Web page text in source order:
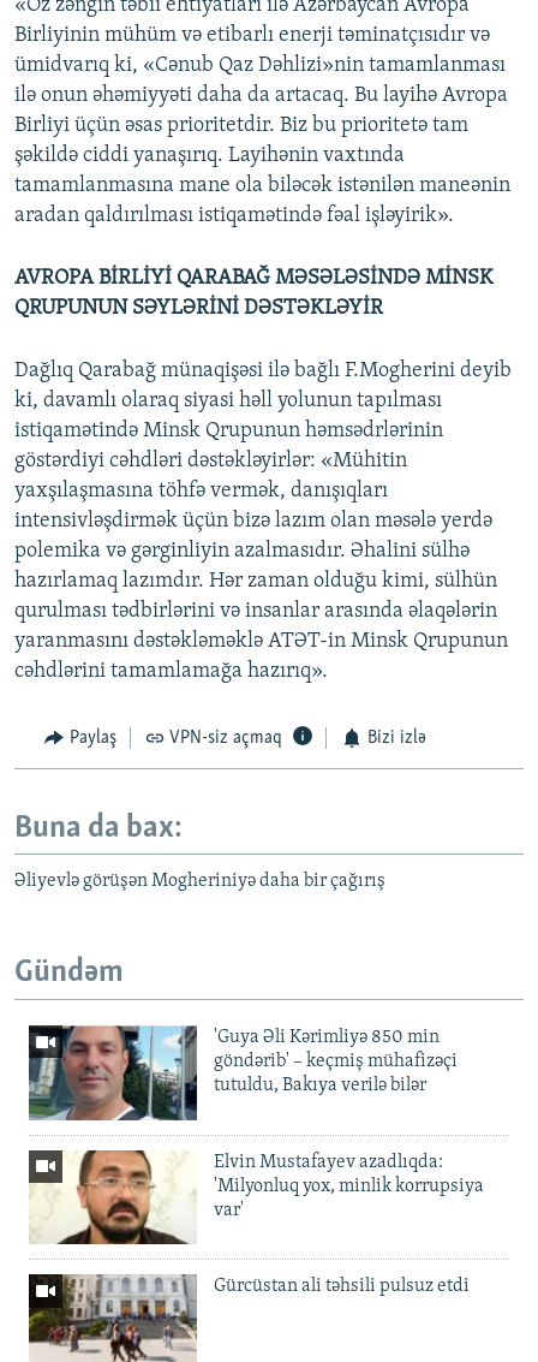
«Öz zəngin təbii ehtiyatları ilə Azərbaycan Avropa
Birliyinin mühüm və etibarlı enerji təminatçısıdır və
ümidvarıq ki, «Cənub Qaz Dəhlizi»nin tamamlanması
ilə onun əhəmiyyəti daha da artacaq. Bu layihə Avropa
Birliyi üçün əsas prioritetdir. Biz bu prioritetə tam
şəkildə ciddi yanaşırıq. Layihənin vaxtında
tamamlanmasına mane ola biləcək istənilən maneənin
aradan qaldırılması istiqamətində fəal işləyirik».
AVROPA BİRLİYİ QARABAĞ MƏSƏLƏSİNDƏ MİNSK
QRUPUNUN SƏYLƏRİNİ DƏSTƏKLƏYİR
Dağlıq Qarabağ münaqişəsi ilə bağlı F.Mogherini deyib
ki, davamlı olaraq siyasi həll yolunun tapılması
istiqamətində Minsk Qrupunun həmsədrlərinin
göstərdiyi cəhdləri dəstəkləyirlər: «Mühitin
yaxşılaşmasına töhfə vermək, danışıqları
intensivləşdirmək üçün bizə lazım olan məsələ yerdə
polemika və gərginliyin azalmasıdır. Əhalini sülhə
hazırlamaq lazımdır. Hər zaman olduğu kimi, sülhün
qurulması tədbirlərini və insanlar arasında əlaqələrin
yaranmasını dəstəkləməklə ATƏT-in Minsk Qrupunun
cəhdlərini tamamlamağa hazırıq».
Paylaş VPN-siz açmaq Bizi izlə
Buna da bax:
Əliyevlə görüşən Mogheriniyə daha bir çağırış
Gündəm
'Guya Əli Kərimliyə 850 min
göndərib' – keçmiş mühafizəçi
tutuldu, Bakıya verilə bilər
Elvin Mustafayev azadlıqda:
'Milyonluq yox, minlik korrupsiya
var'
Gürcüstan ali təhsili pulsuz etdi